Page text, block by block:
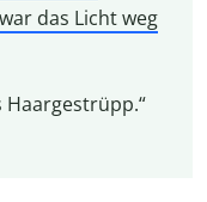
war das Licht weg
Haargestrüpp.“